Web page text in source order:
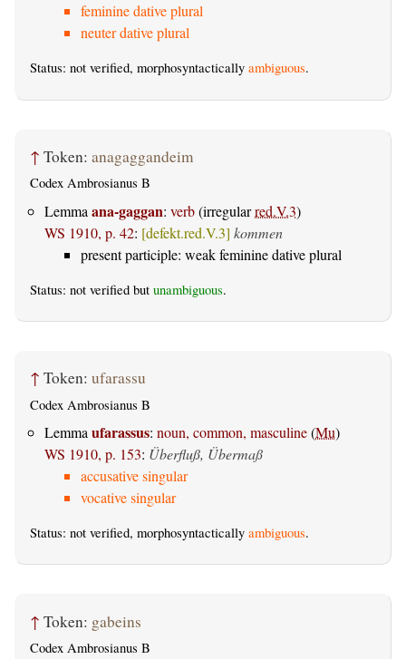
feminine dative plural
neuter dative plural
Status: not verified, morphosyntactically ambiguous.
↑ Token: anagaggandeim
Codex Ambrosianus B
Lemma ana-gaggan: verb(irregularred.V.3)
WS 1910, p. 42: [defekt.red.V.3] kommen
present participle: weak feminine dative plural
Status: not verified but unambiguous.
↑ Token: ufarassu
Codex Ambrosianus B
Lemma ufarassus: noun, common, masculine(Mu)
WS 1910, p. 153: Überfluß, Übermaß
accusative singular
vocative singular
Status: not verified, morphosyntactically ambiguous.
↑ Token: gabeins
Codex Ambrosianus B